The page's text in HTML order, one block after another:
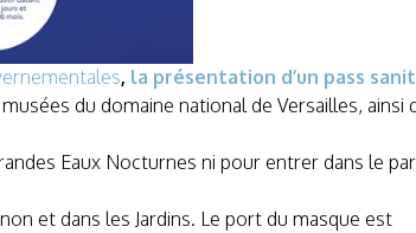
, la présentation d’un pass
du domaine national de Versailles, ainsi
Eaux Nocturnes ni pour entrer dans le
et dans les Jardins. Le port du masque est